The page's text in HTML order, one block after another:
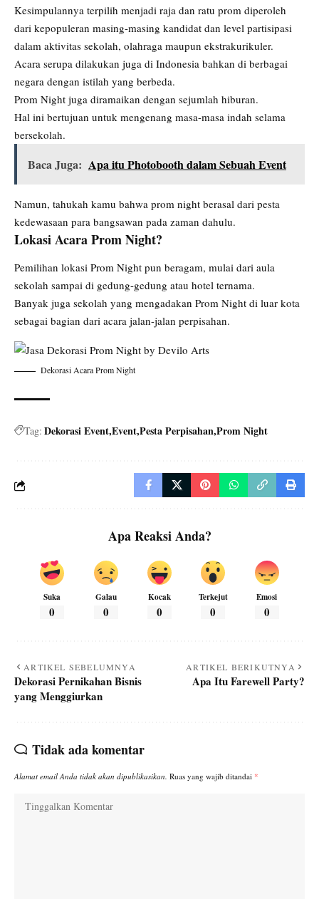
Kesimpulannya terpilih menjadi raja dan ratu prom diperoleh
dari kepopuleran masing-masing kandidat dan level partisipasi
dalam aktivitas sekolah, olahraga maupun ekstrakurikuler.
Acara serupa dilakukan juga di Indonesia bahkan di berbagai
negara dengan istilah yang berbeda.
Prom Night juga diramaikan dengan sejumlah hiburan.
Hal ini bertujuan untuk mengenang masa-masa indah selama
bersekolah.
Baca Juga: Apa itu Photobooth dalam Sebuah Event
Namun, tahukah kamu bahwa prom night berasal dari pesta
kedewasaan para bangsawan pada zaman dahulu.
Lokasi Acara Prom Night?
Pemilihan lokasi Prom Night pun beragam, mulai dari aula
sekolah sampai di gedung-gedung atau hotel ternama.
Banyak juga sekolah yang mengadakan Prom Night di luar kota
sebagai bagian dari acara jalan-jalan perpisahan.
Dekorasi Acara Prom Night
Tag: Dekorasi EventEventPesta PerpisahanProm Night
Apa Reaksi Anda?
Suka
0
Galau
0
Kocak
0
Terkejut
0
Emosi
0
ARTIKEL SEBELUMNYA
Dekorasi Pernikahan Bisnis
yang Menggiurkan
ARTIKEL BERIKUTNYA
Apa Itu Farewell Party?
Tidak ada komentar
Alamat email Anda tidak akan dipublikasikan. Ruas yang wajib ditandai *